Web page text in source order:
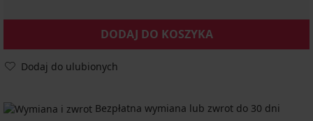
DODAJ DO KOSZYKA
Dodaj do ulubionych
Bezpłatna wymiana lub zwrot do 30 dni